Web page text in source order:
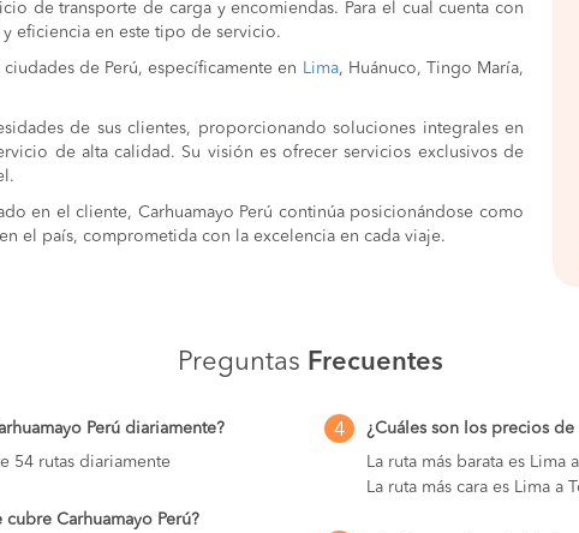
08:50 PM 10:20 PM horas
09:20 PM 09:20 PM
09:20 PM
11:15 PM 11:15 PM horas
09:30 PM
de transporte de carga y encomiendas. Para el cual cuenta con
eficiencia en este tipo de servicio.
de Perú, específicamente en Lima, Huánuco, Tingo María,
de sus clientes, proporcionando soluciones integrales en
de alta calidad. Su visión es ofrecer servicios exclusivos de
en el cliente, Carhuamayo Perú continúa posicionándose como
el país, comprometida con la excelencia en cada viaje.
Preguntas Frecuentes
Perú diariamente?
54 rutas diariamente
cubre Carhuamayo Perú?
4
¿Cuáles son los precios de
La ruta más barata es Lima
La ruta más cara es Lima a